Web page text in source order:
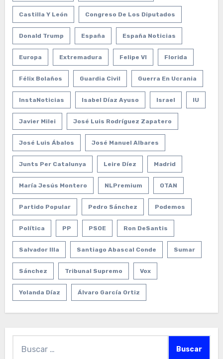
Castilla Y León Congreso De Los Diputados
Donald Trump España España Noticias
Europa Extremadura Felipe VI Florida
Félix Bolaños Guardia Civil Guerra En Ucrania
InstaNoticias Isabel Díaz Ayuso Israel IU
Javier Milei José Luis Rodríguez Zapatero
José Luis Ábalos José Manuel Albares
Junts Per Catalunya Leire Díez Madrid
María Jesús Montero NLPremium OTAN
Partido Popular Pedro Sánchez Podemos
Política PP PSOE Ron DeSantis
Salvador Illa Santiago Abascal Conde Sumar
Sánchez Tribunal Supremo Vox
Yolanda Díaz Álvaro García Ortiz